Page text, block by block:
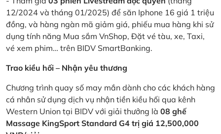
12/2024 và tháng 01/2025) để săn Iphone 16 giá 1 triệu
đồng, và hàng ngàn mã giảm giá, phiếu mua hàng khi sử
dụng tính năng Mua sắm VnShop, Đặt vé tàu, xe, Taxi,
vé xem phim… trên BIDV SmartBanking.
Trao kiều hối – Nhận yêu thương
Chương trình quay số may mắn dành cho các khách hàng
cá nhân sử dụng dịch vụ nhận tiền kiều hối qua kênh
Western Union tại BIDV với giải thưởng là 08 ghế
Massage KingSport Standard G4 trị giá 12,500,000